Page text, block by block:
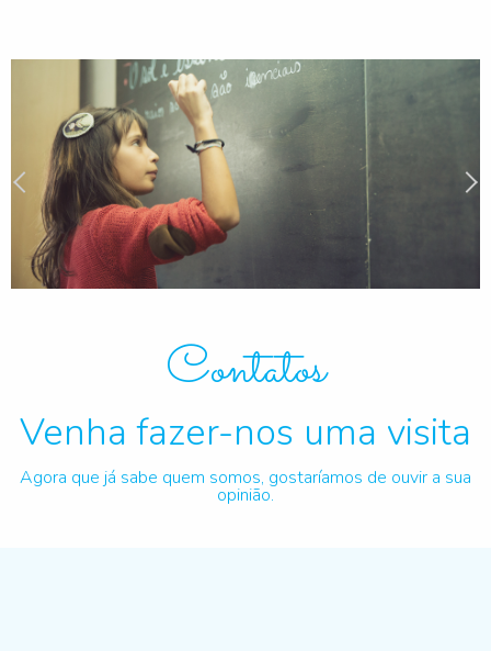
Contatos
Venha fazer-nos uma visita
Agora que já sabe quem somos, gostaríamos de ouvir a sua
opinião.